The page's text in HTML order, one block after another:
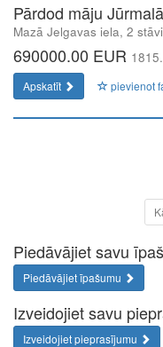
Pārdod māju
Mazā Jelgavas iela, 2
690000.00 EUR
Apskatīt pievienot
Piedāvājiet savu
Piedāvājiet īpašumu
Izveidojiet savu
Izveidojiet pieprasījumu